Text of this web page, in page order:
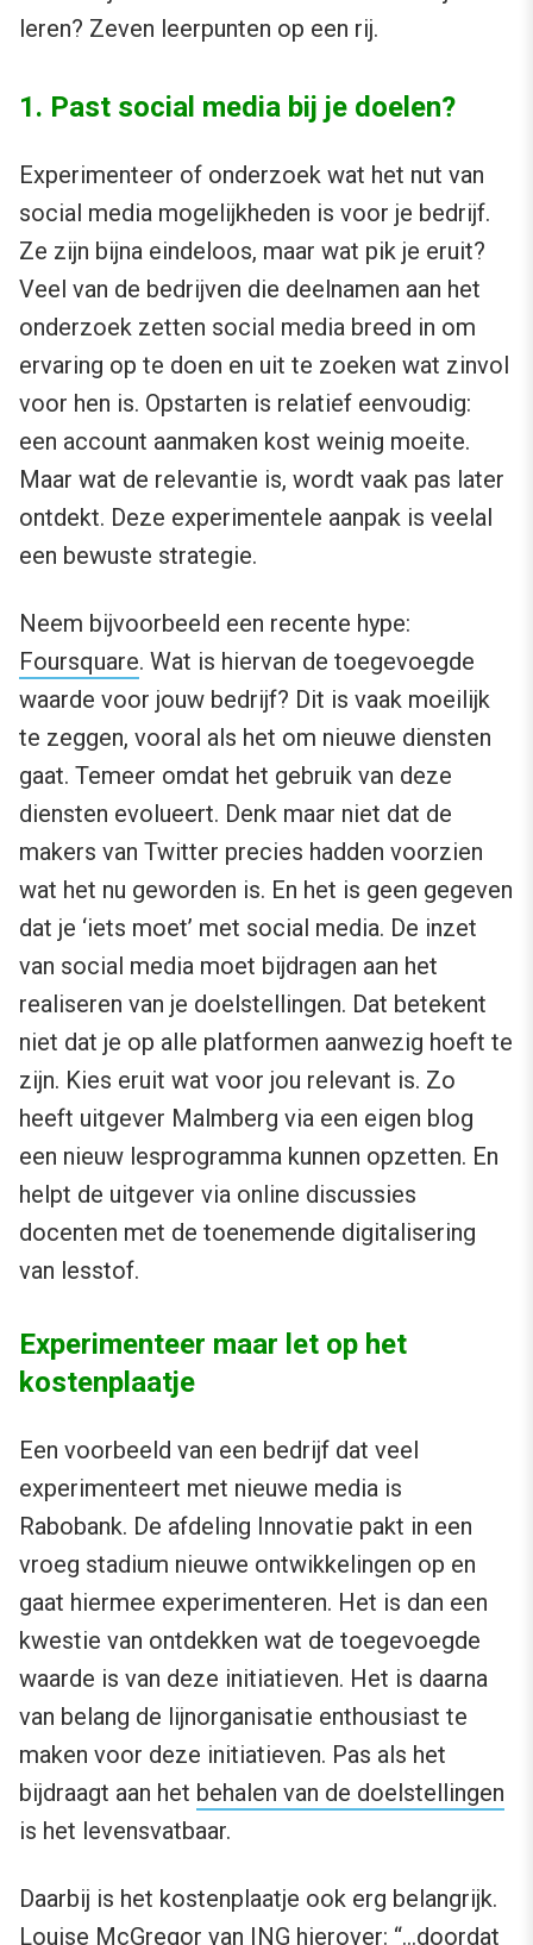
leren? Zeven leerpunten op een rij.
1. Past social media bij je doelen?
Experimenteer of onderzoek wat het nut van
social media mogelijkheden is voor je bedrijf.
Ze zijn bijna eindeloos, maar wat pik je eruit?
Veel van de bedrijven die deelnamen aan het
onderzoek zetten social media breed in om
ervaring op te doen en uit te zoeken wat zinvol
voor hen is. Opstarten is relatief eenvoudig:
een account aanmaken kost weinig moeite.
Maar wat de relevantie is, wordt vaak pas later
ontdekt. Deze experimentele aanpak is veelal
een bewuste strategie.
Neem bijvoorbeeld een recente hype:
Foursquare. Wat is hiervan de toegevoegde
waarde voor jouw bedrijf? Dit is vaak moeilijk
te zeggen, vooral als het om nieuwe diensten
gaat. Temeer omdat het gebruik van deze
diensten evolueert. Denk maar niet dat de
makers van Twitter precies hadden voorzien
wat het nu geworden is. En het is geen gegeven
dat je ‘iets moet’ met social media. De inzet
van social media moet bijdragen aan het
realiseren van je doelstellingen. Dat betekent
niet dat je op alle platformen aanwezig hoeft te
zijn. Kies eruit wat voor jou relevant is. Zo
heeft uitgever Malmberg via een eigen blog
een nieuw lesprogramma kunnen opzetten. En
helpt de uitgever via online discussies
docenten met de toenemende digitalisering
van lesstof.
Experimenteer maar let op het
kostenplaatje
Een voorbeeld van een bedrijf dat veel
experimenteert met nieuwe media is
Rabobank. De afdeling Innovatie pakt in een
vroeg stadium nieuwe ontwikkelingen op en
gaat hiermee experimenteren. Het is dan een
kwestie van ontdekken wat de toegevoegde
waarde is van deze initiatieven. Het is daarna
van belang de lijnorganisatie enthousiast te
maken voor deze initiatieven. Pas als het
bijdraagt aan het behalen van de doelstellingen
is het levensvatbaar.
Daarbij is het kostenplaatje ook erg belangrijk.
Louise McGregor van ING hierover: “…doordat